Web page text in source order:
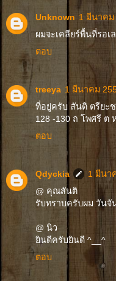
Unknown 1 มีนาคม
ผมจะเคลียร์พื้นที่รอเ
ตอบ
treeya 1 มีนาคม
ที่อยู่ครับ สันติ ตรียะ
128 -130 ถ โพศรี ต
ตอบ
Qdyckia
1 มีนา
@ คุณสันติ
รับทราบครับผม วันจั
@ นิว
ยินดีครับยินดี ^__^
ตอบ